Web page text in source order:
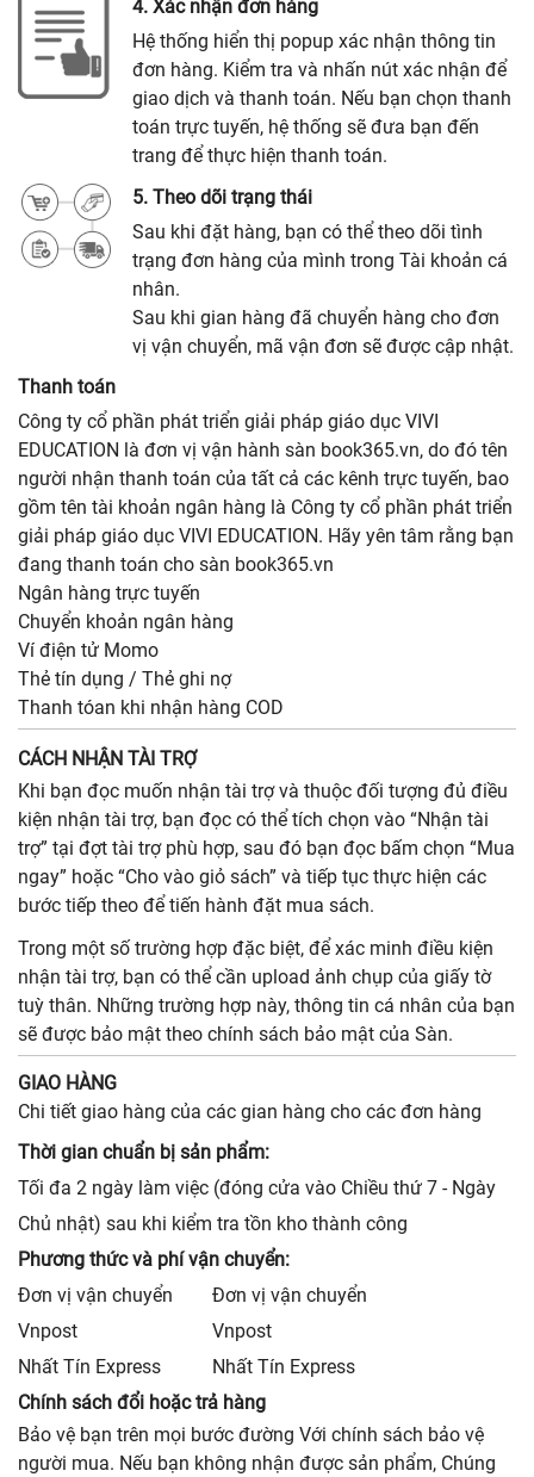
4. Xác nhận đơn hàng
Hệ thống hiển thị popup xác nhận thông tin
đơn hàng. Kiểm tra và nhấn nút xác nhận để
giao dịch và thanh toán. Nếu bạn chọn thanh
toán trực tuyến, hệ thống sẽ đưa bạn đến
trang để thực hiện thanh toán.
5. Theo dõi trạng thái
Sau khi đặt hàng, bạn có thể theo dõi tình
trạng đơn hàng của mình trong Tài khoản cá
nhân.
Sau khi gian hàng đã chuyển hàng cho đơn
vị vận chuyển, mã vận đơn sẽ được cập nhật.
Thanh toán
Công ty cổ phần phát triển giải pháp giáo dục VIVI
EDUCATION là đơn vị vận hành sàn book365.vn, do đó tên
người nhận thanh toán của tất cả các kênh trực tuyến, bao
gồm tên tài khoản ngân hàng là Công ty cổ phần phát triển
giải pháp giáo dục VIVI EDUCATION. Hãy yên tâm rằng bạn
đang thanh toán cho sàn book365.vn
Ngân hàng trực tuyến
Chuyển khoản ngân hàng
Ví điện tử Momo
Thẻ tín dụng / Thẻ ghi nợ
Thanh tóan khi nhận hàng COD
CÁCH NHẬN TÀI TRỢ
Khi bạn đọc muốn nhận tài trợ và thuộc đối tượng đủ điều
kiện nhận tài trợ, bạn đọc có thể tích chọn vào “Nhận tài
trợ” tại đợt tài trợ phù hợp, sau đó bạn đọc bấm chọn “Mua
ngay” hoặc “Cho vào giỏ sách” và tiếp tục thực hiện các
bước tiếp theo để tiến hành đặt mua sách.
Trong một số trường hợp đặc biệt, để xác minh điều kiện
nhận tài trợ, bạn có thể cần upload ảnh chụp của giấy tờ
tuỳ thân. Những trường hợp này, thông tin cá nhân của bạn
sẽ được bảo mật theo chính sách bảo mật của Sàn.
GIAO HÀNG
Chi tiết giao hàng của các gian hàng cho các đơn hàng
Thời gian chuẩn bị sản phẩm:
Tối đa 2 ngày làm việc (đóng cửa vào Chiều thứ 7 - Ngày
Chủ nhật) sau khi kiểm tra tồn kho thành công
Phương thức và phí vận chuyển:
Đơn vị vận chuyển
Vnpost
Nhất Tín Express
Đơn vị vận chuyển
Vnpost
Nhất Tín Express
Chính sách đổi hoặc trả hàng
Bảo vệ bạn trên mọi bước đường Với chính sách bảo vệ
người mua. Nếu bạn không nhận được sản phẩm, Chúng